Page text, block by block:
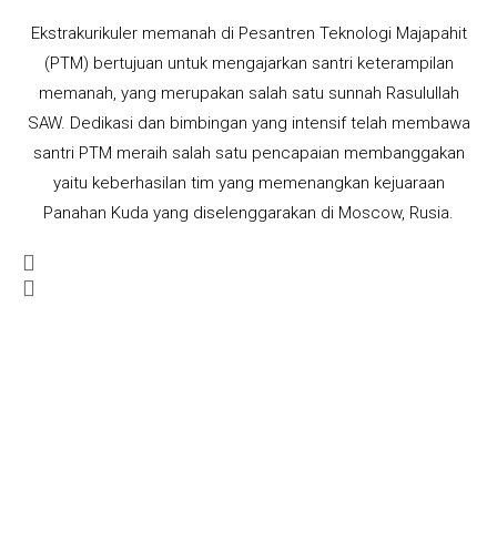
Ekstrakurikuler memanah di Pesantren Teknologi Majapahit
(PTM) bertujuan untuk mengajarkan santri keterampilan
memanah, yang merupakan salah satu sunnah Rasulullah
SAW. Dedikasi dan bimbingan yang intensif telah membawa
santri PTM meraih salah satu pencapaian membanggakan
yaitu keberhasilan tim yang memenangkan kejuaraan
Panahan Kuda yang diselenggarakan di Moscow, Rusia.